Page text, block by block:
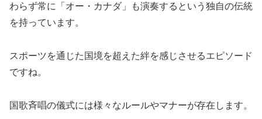
わらず常に「オー・カナダ」も演奏するという独自の伝統
を持っています。
スポーツを通じた国境を超えた絆を感じさせるエピソード
ですね。
国歌斉唱の儀式には様々なルールやマナーが存在します。